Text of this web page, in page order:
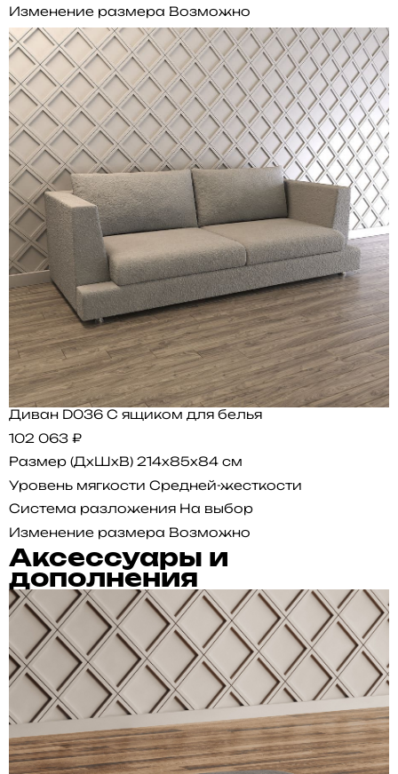
Изменение размера Возможно
Диван D036 С ящиком для белья
102 063 ₽
Размер (ДхШхВ) 214x85x84 см
Уровень мягкости Средней-жесткости
Система разложения На выбор
Изменение размера Возможно
Аксессуары и
дополнения